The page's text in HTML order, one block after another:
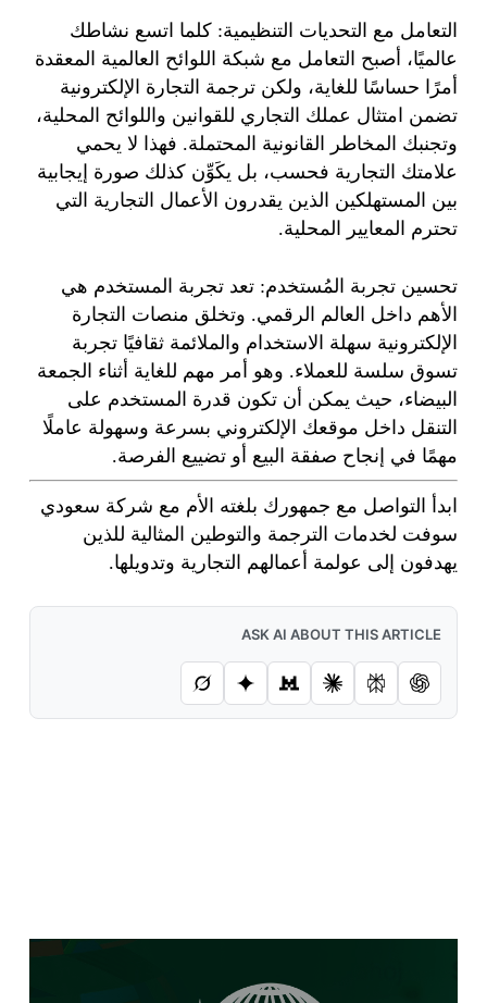
التعامل مع التحديات التنظيمية: كلما اتسع نشاطك
عالميًا، أصبح التعامل مع شبكة اللوائح العالمية المعقدة
أمرًا حساسًا للغاية، ولكن ترجمة التجارة الإلكترونية
تضمن امتثال عملك التجاري للقوانين واللوائح المحلية،
وتجنبك المخاطر القانونية المحتملة. فهذا لا يحمي
علامتك التجارية فحسب، بل يكَوِّن كذلك صورة إيجابية
بين المستهلكين الذين يقدرون الأعمال التجارية التي
تحترم المعايير المحلية.
تحسين تجربة المُستخدم: تعد تجربة المستخدم هي
الأهم داخل العالم الرقمي. وتخلق منصات التجارة
الإلكترونية سهلة الاستخدام والملائمة ثقافيًا تجربة
تسوق سلسة للعملاء. وهو أمر مهم للغاية أثناء الجمعة
البيضاء، حيث يمكن أن تكون قدرة المستخدم على
التنقل داخل موقعك الإلكتروني بسرعة وسهولة عاملًا
مهمًا في إنجاح صفقة البيع أو تضييع الفرصة.
ابدأ التواصل مع جمهورك بلغته الأم مع شركة سعودي
سوفت لخدمات الترجمة والتوطين المثالية للذين
يهدفون إلى عولمة أعمالهم التجارية وتدويلها.
ASK AI ABOUT THIS ARTICLE